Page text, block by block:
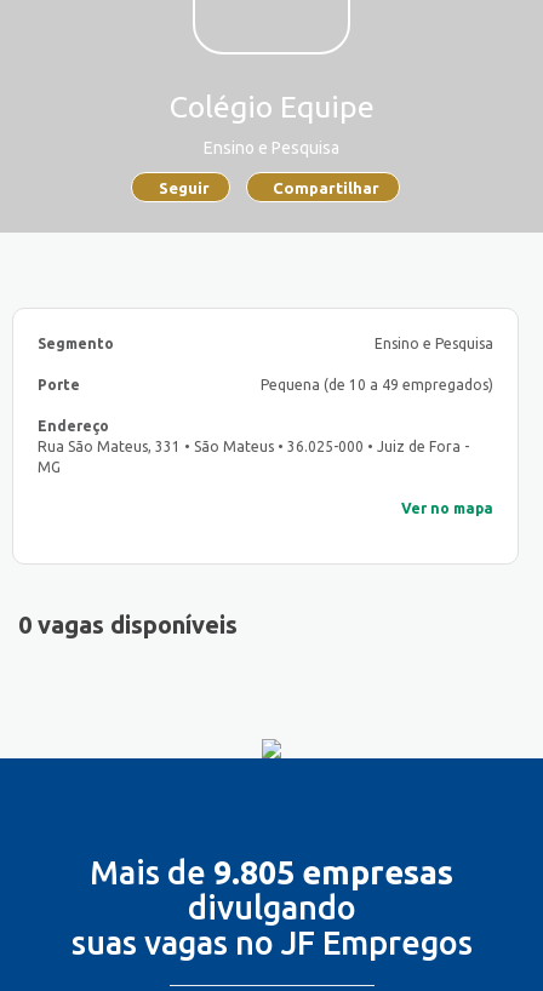
Colégio Equipe
Ensino e Pesquisa
Seguir Compartilhar
Segmento Ensino e Pesquisa
Porte Pequena (de 10 a 49 empregados)
Endereço
Rua São Mateus, 331 • São Mateus • 36.025-000 • Juiz de Fora -
MG
Ver no mapa
0 vagas disponíveis
Mais de 9.805 empresas
divulgando
suas vagas no JF Empregos